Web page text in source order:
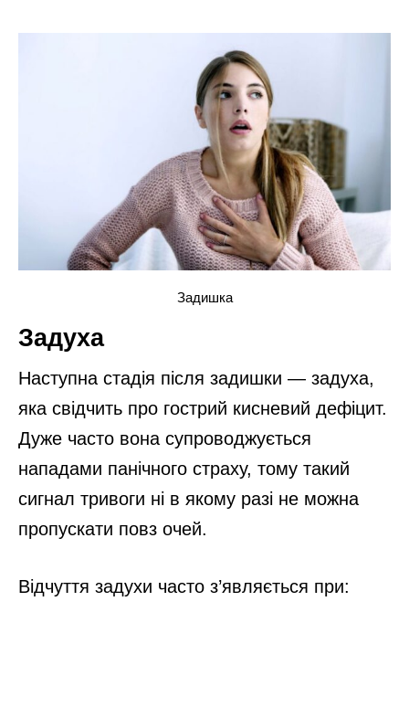
Задишка
Задуха
Наступна стадія після задишки — задуха,
яка свідчить про гострий кисневий дефіцит.
Дуже часто вона супроводжується
нападами панічного страху, тому такий
сигнал тривоги ні в якому разі не можна
пропускати повз очей.
Відчуття задухи часто з’являється при: